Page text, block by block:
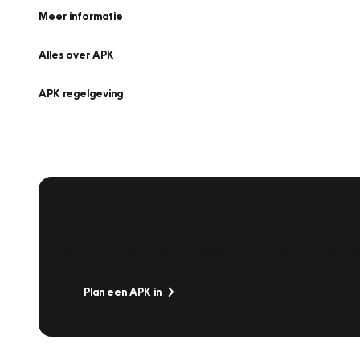
Meer informatie
Alles over APK
APK regelgeving
Plan een APK in